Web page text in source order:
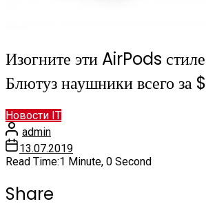
Изогните эти AirPods
Блютуз наушники всего за
Новости IT
admin
13.07.2019
Read Time:1 Minute, 0 Second
Share